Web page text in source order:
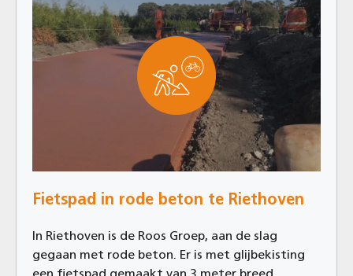
Fietspad in rode beton te Riethoven
In Riethoven is de Roos Groep, aan de slag
gegaan met rode beton. Er is met glijbekisting